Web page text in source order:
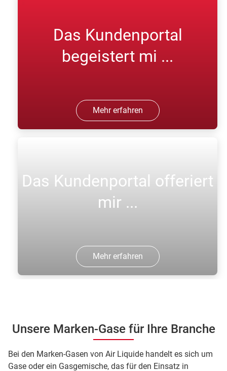
Das Kundenportal
begeistert mi ...
Mehr erfahren
Das Kundenportal offeriert
mir ...
Mehr erfahren
Unsere Marken-Gase für Ihre Branche
Bei den Marken-Gasen von Air Liquide handelt es sich um
Gase oder ein Gasgemische, das für den Einsatz in